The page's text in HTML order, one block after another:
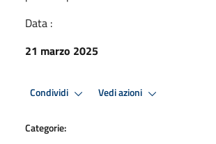
Data :
21 marzo 2025
Condividi Vedi azioni
Categorie: